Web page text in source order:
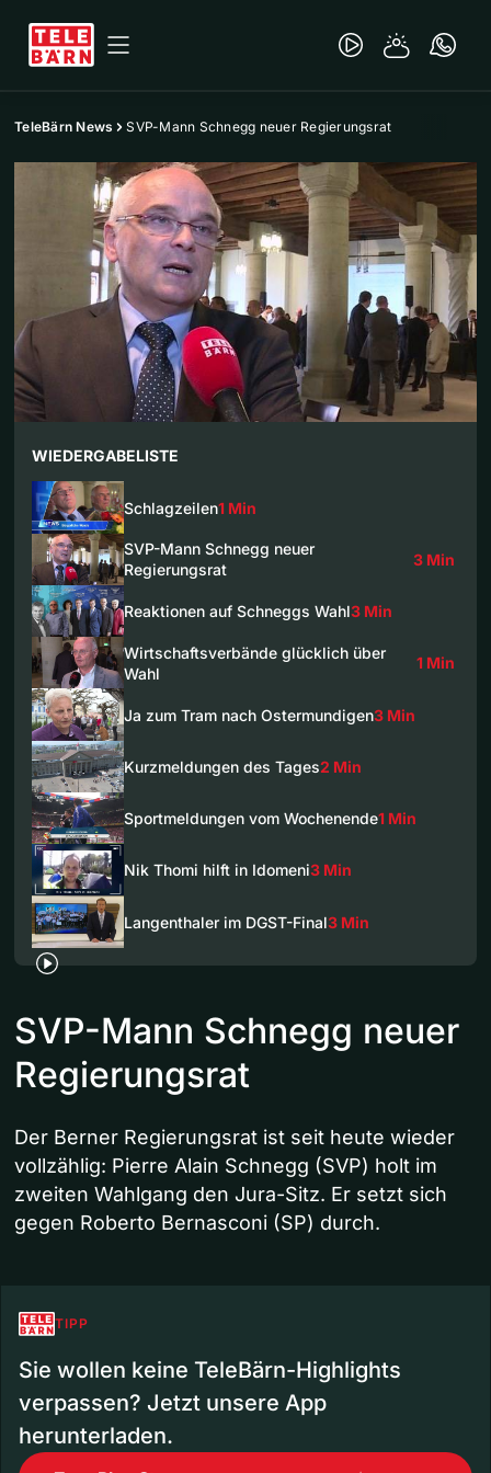
TeleBärn News SVP-Mann Schnegg neuer Regierungsrat
WIEDERGABELISTE
Schlagzeilen1 Min
SVP-Mann Schnegg neuer
Regierungsrat
3 Min
Reaktionen auf Schneggs Wahl3 Min
Wirtschaftsverbände glücklich über
Wahl
1 Min
Ja zum Tram nach Ostermundigen3 Min
Kurzmeldungen des Tages2 Min
Sportmeldungen vom Wochenende1 Min
Nik Thomi hilft in Idomeni3 Min
Langenthaler im DGST-Final3 Min
SVP-Mann Schnegg neuer
Regierungsrat
Der Berner Regierungsrat ist seit heute wieder
vollzählig: Pierre Alain Schnegg (SVP) holt im
zweiten Wahlgang den Jura-Sitz. Er setzt sich
gegen Roberto Bernasconi (SP) durch.
TIPP
Sie wollen keine TeleBärn-Highlights
verpassen? Jetzt unsere App
herunterladen.